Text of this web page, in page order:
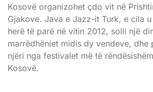
Kosovë organizohet çdo vit në
Gjakove. Java e Jazz-it Turk, e cila
herë të parë në vitin 2012, solli një
marrëdhëniet midis dy vendeve, dhe
njëri nga festivalet më të
Kosovë.